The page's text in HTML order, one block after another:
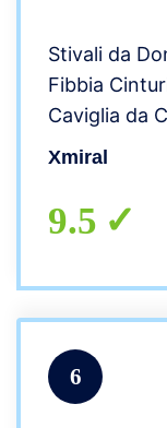
Stivali da
Fibbia
Caviglia da
Xmiral
9.5
6